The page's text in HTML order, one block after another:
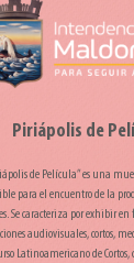
Piriápolis de
de Película” es una
para el encuentro de la
Se caracteriza por exhibir
audiovisuales, cortos,
Latinoamericano de